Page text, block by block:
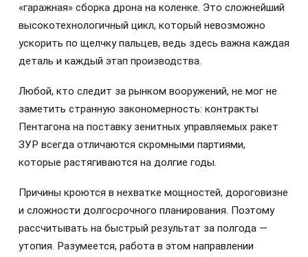
«гаражная» сборка дрона на коленке. Это сложнейший
высокотехнологичный цикл, который невозможно
ускорить по щелчку пальцев, ведь здесь важна каждая
деталь и каждый этап производства.
Любой, кто следит за рынком вооружений, не мог не
заметить странную закономерность: контракты
Пентагона на поставку зенитных управляемых ракет
ЗУР всегда отличаются скромными партиями,
которые растягиваются на долгие годы.
Причины кроются в нехватке мощностей, дороговизне
и сложности долгосрочного планирования. Поэтому
рассчитывать на быстрый результат за полгода —
утопия. Разумеется, работа в этом направлении